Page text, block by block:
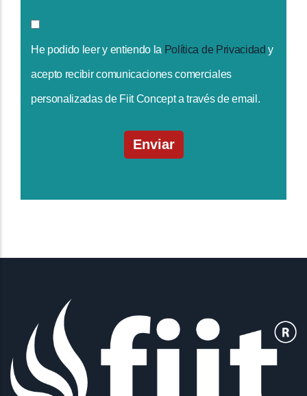
He podido leer y entiendo la Política de Privacidad y
acepto recibir comunicaciones comerciales
personalizadas de Fiit Concept a través de email.
Enviar